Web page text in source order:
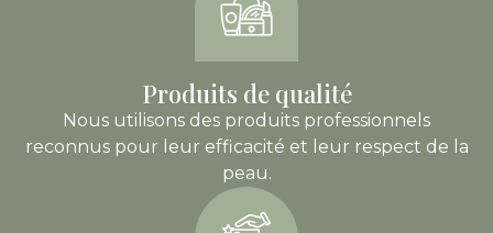
Produits de qualité
Nous utilisons des produits professionnels
reconnus pour leur efficacité et leur respect de la
peau.